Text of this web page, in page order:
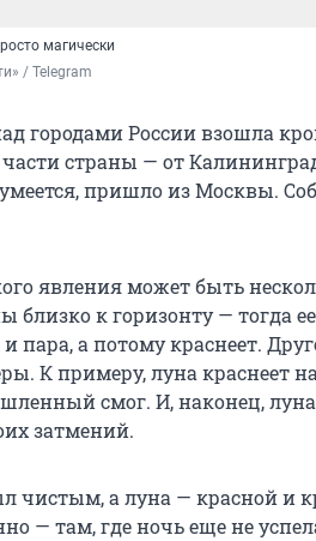
магически
/ Telegram
городами России взошла
страны — от
пришло из Москвы.
явления может быть
близко к горизонту — тогда
пара, а потому краснеет.
К примеру, луна краснеет
смог. И, наконец, луна
затмений.
чистым, а луна — красной и
— там, где ночь еще не